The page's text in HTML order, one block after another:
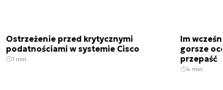
Ostrzeżenie przed krytycznymi
podatnościami w systemie Cisco
1 min.
Im
gorsze
przepaść
4 min.